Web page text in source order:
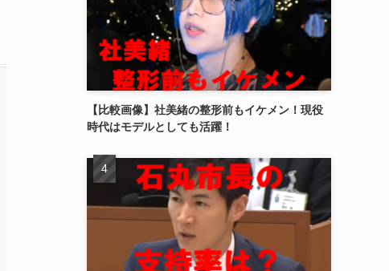
【比較画像】社美緒の整形前もイケメン！現役
時代はモデルとしても活躍！